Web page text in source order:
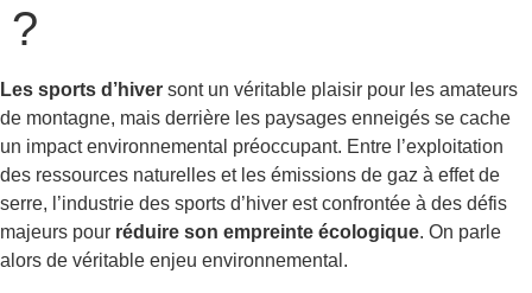
?
Les sports d’hiver sont un véritable plaisir pour les amateurs
de montagne, mais derrière les paysages enneigés se cache
un impact environnemental préoccupant. Entre l’exploitation
des ressources naturelles et les émissions de gaz à effet de
serre, l’industrie des sports d’hiver est confrontée à des défis
majeurs pour réduire son empreinte écologique. On parle
alors de véritable enjeu environnemental.